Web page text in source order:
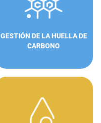
GESTIÓN DE LA HUELLA DE
CARBONO